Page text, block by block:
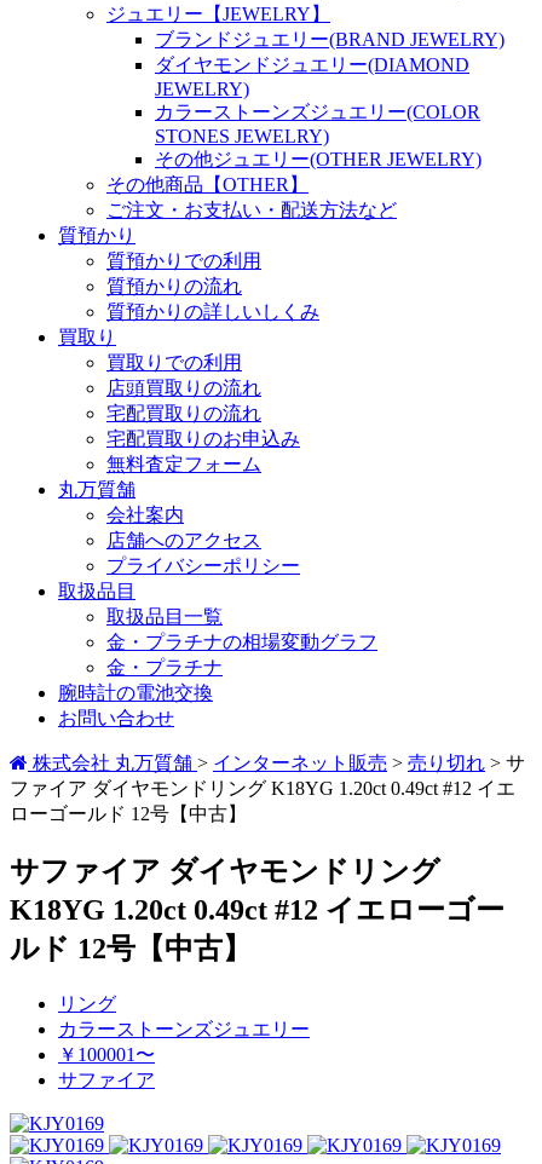
ジュエリー【JEWELRY】
ブランドジュエリー(BRAND JEWELRY)
ダイヤモンドジュエリー(DIAMOND
JEWELRY)
カラーストーンズジュエリー(COLOR
STONES JEWELRY)
その他ジュエリー(OTHER JEWELRY)
その他商品【OTHER】
ご注文・お支払い・配送方法など
質預かり
質預かりでの利用
質預かりの流れ
質預かりの詳しいしくみ
買取り
買取りでの利用
店頭買取りの流れ
宅配買取りの流れ
宅配買取りのお申込み
無料査定フォーム
丸万質舗
会社案内
店舗へのアクセス
プライバシーポリシー
取扱品目
取扱品目一覧
金・プラチナの相場変動グラフ
金・プラチナ
腕時計の電池交換
お問い合わせ
株式会社 丸万質舗 > インターネット販売 > 売り切れ > サ
ファイア ダイヤモンドリング K18YG 1.20ct 0.49ct #12 イエ
ローゴールド 12号【中古】
サファイア ダイヤモンドリング
K18YG 1.20ct 0.49ct #12 イエローゴー
ルド 12号【中古】
リング
カラーストーンズジュエリー
￥100001〜
サファイア